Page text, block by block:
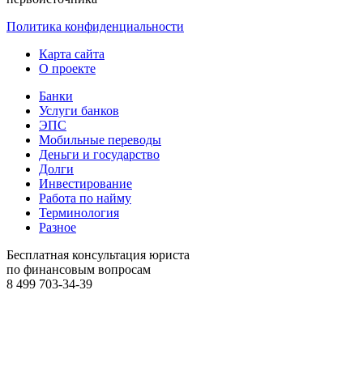
Политика конфиденциальности
Карта сайта
О проекте
Банки
Услуги банков
ЭПС
Мобильные переводы
Деньги и государство
Долги
Инвестирование
Работа по найму
Терминология
Разное
Бесплатная консультация юриста
по финансовым вопросам
8 499 703-34-39